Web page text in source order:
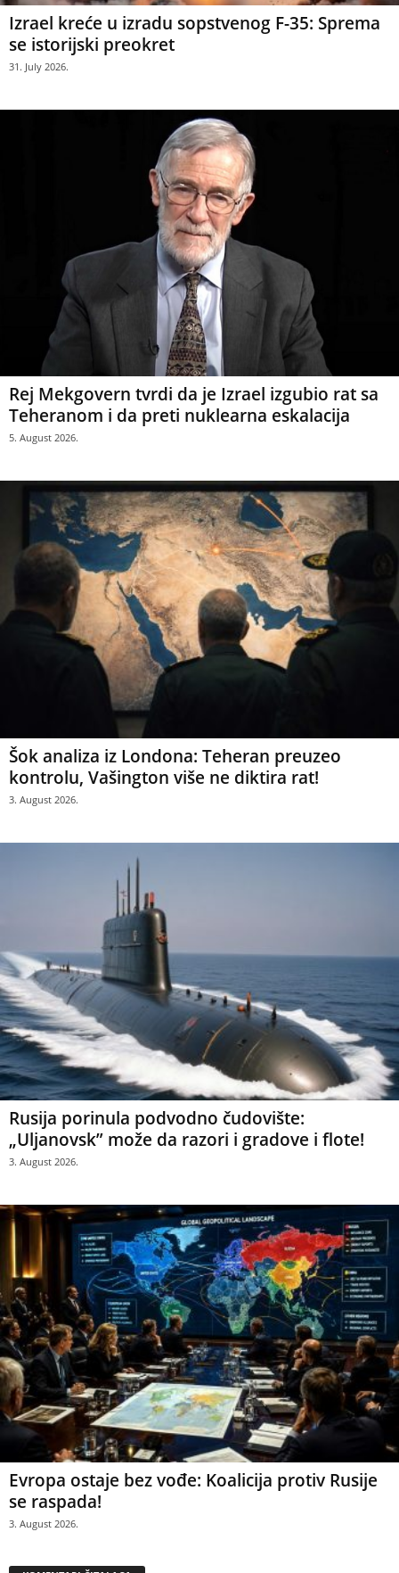
Izrael kreće u izradu sopstvenog F-35: Sprema
se istorijski preokret
31. July 2026.
Rej Mekgovern tvrdi da je Izrael izgubio rat sa
Teheranom i da preti nuklearna eskalacija
5. August 2026.
Šok analiza iz Londona: Teheran preuzeo
kontrolu, Vašington više ne diktira rat!
3. August 2026.
Rusija porinula podvodno čudovište:
„Uljanovsk” može da razori i gradove i flote!
3. August 2026.
Evropa ostaje bez vođe: Koalicija protiv Rusije
se raspada!
3. August 2026.